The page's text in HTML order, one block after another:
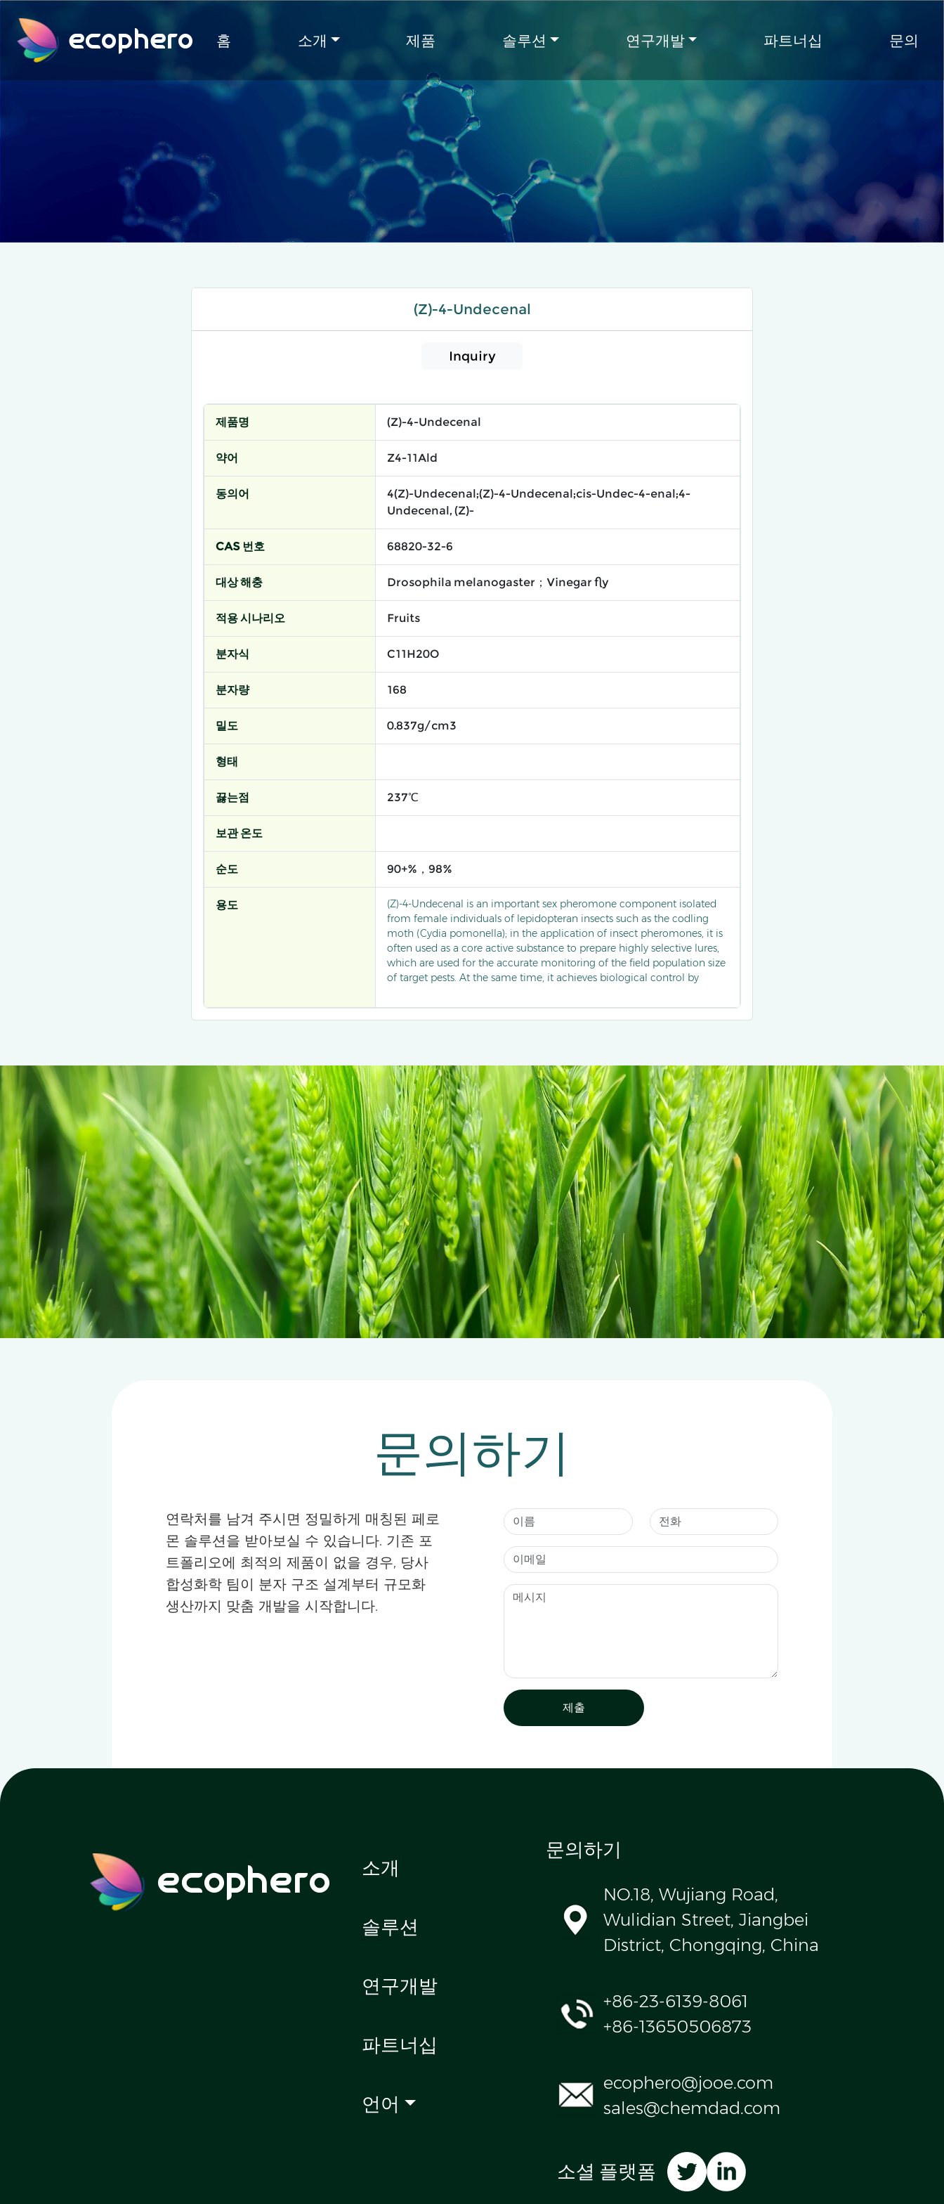
ecophero 홈 소개 제품 솔루션 연구개발 파트너십 문의
(Z)-4-Undecenal
Inquiry
제품명 (Z)-4-Undecenal
약어 Z4-11Ald
동의어
4(Z)-Undecenal;(Z)-4-Undecenal;cis-Undec-4-enal;4-
Undecenal, (Z)-
CAS 번호 68820-32-6
대상 해충 Drosophila melanogaster；Vinegar fly
적용 시나리오 Fruits
분자식 C11H20O
분자량 168
밀도 0.837g/cm3
형태
끓는점 237℃
보관 온도
순도 90+%，98%
용도
(Z)-4-Undecenal is an important sex pheromone component isolated
from female individuals of lepidopteran insects such as the codling
moth (Cydia pomonella); in the application of insect pheromones, it is
often used as a core active substance to prepare highly selective lures,
which are used for the accurate monitoring of the field population size
of target pests. At the same time, it achieves biological control by
traditional light trapping, it has stronger attraction specificity for target
pests, and the monitoring error can be reduced by more than 25%.
문의하기
연락처를 남겨 주시면 정밀하게 매칭된 페로
몬 솔루션을 받아보실 수 있습니다. 기존 포
트폴리오에 최적의 제품이 없을 경우, 당사
합성화학 팀이 분자 구조 설계부터 규모화
생산까지 맞춤 개발을 시작합니다.
제출
ecophero 소개
솔루션
연구개발
파트너십
언어
문의하기
NO.18, Wujiang Road,
Wulidian Street, Jiangbei
District, Chongqing, China
+86-23-6139-8061
+86-13650506873
ecophero@jooe.com
sales@chemdad.com
소셜 플랫폼